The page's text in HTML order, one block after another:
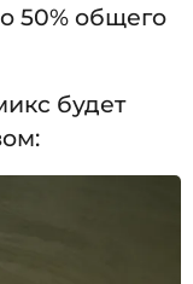
50% общего
будет